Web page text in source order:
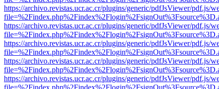
https://archivo.revistas.ucr.ac.cr/plugins/generic/pdfJsViewer/pdf.js/
https://archivo.revistas.ucr.ac.cr/plugins/generic/pdfJsViewer/pdf.js/
https://archivo.revistas.ucr.ac.cr/plugins/generic/pdfJsViewer/pdf.js/
https://archivo.revistas.ucr.ac.cr/plugins/generic/pdfJsViewer/pdf.js/
https://archivo.revistas.ucr.ac.cr/plugins/generic/pdfJsViewer/pdf.js/